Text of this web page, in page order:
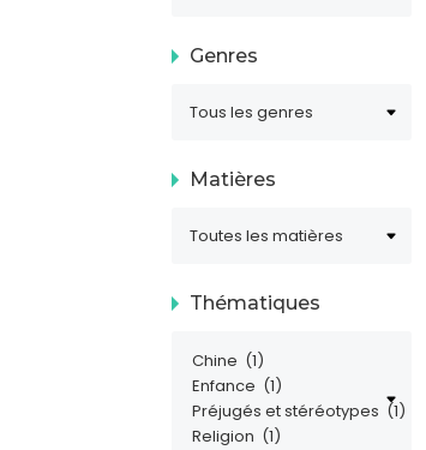
Genres
Matières
Thématiques